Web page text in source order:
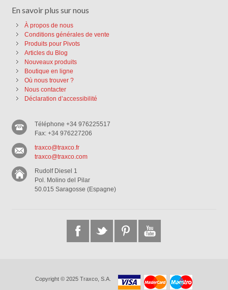
En savoir plus sur nous
À propos de nous
Conditions générales de vente
Produits pour Pivots
Articles du Blog
Nouveaux produits
Boutique en ligne
Où nous trouver ?
Nous contacter
Déclaration d’accessibilité
Téléphone +34 976225517
Fax: +34 976227206
traxco@traxco.fr
traxco@traxco.com
Rudolf Diesel 1
Pol. Molino del Pilar
50.015 Saragosse (Espagne)
Copyright © 2025 Traxco, S.A.